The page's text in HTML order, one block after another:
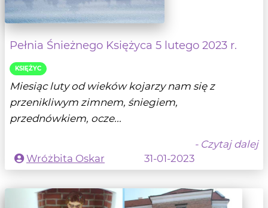
Pełnia Śnieżnego Księżyca 5 lutego 2023 r.
KSIĘŻYC
Miesiąc luty od wieków kojarzy nam się z
przenikliwym zimnem, śniegiem,
przednówkiem, ocze...
- Czytaj dalej
Wróżbita Oskar
31-01-2023